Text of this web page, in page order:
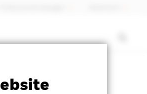
Download